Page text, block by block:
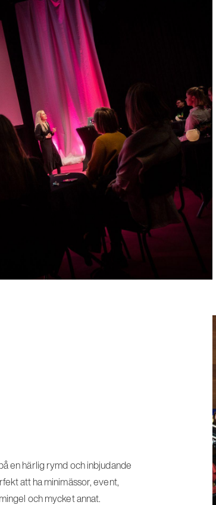
en härlig rymd och inbjudande
att ha minimässor, event,
och mycket annat.